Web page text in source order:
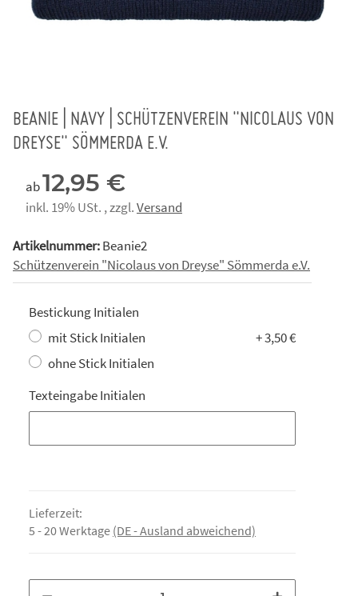
BEANIE | NAVY | SCHÜTZENVEREIN "NICOLAUS VON
DREYSE" SÖMMERDA E.V.
ab12,95 €
inkl. 19% USt. , zzgl.Versand
Artikelnummer:Beanie2
Schützenverein "Nicolaus von Dreyse" Sömmerda e.V.
Bestickung Initialen
mit Stick Initialen
+ 3,50 €
ohne Stick Initialen
Texteingabe Initialen
Lieferzeit:
5 - 20 Werktage (DE - Ausland abweichend)